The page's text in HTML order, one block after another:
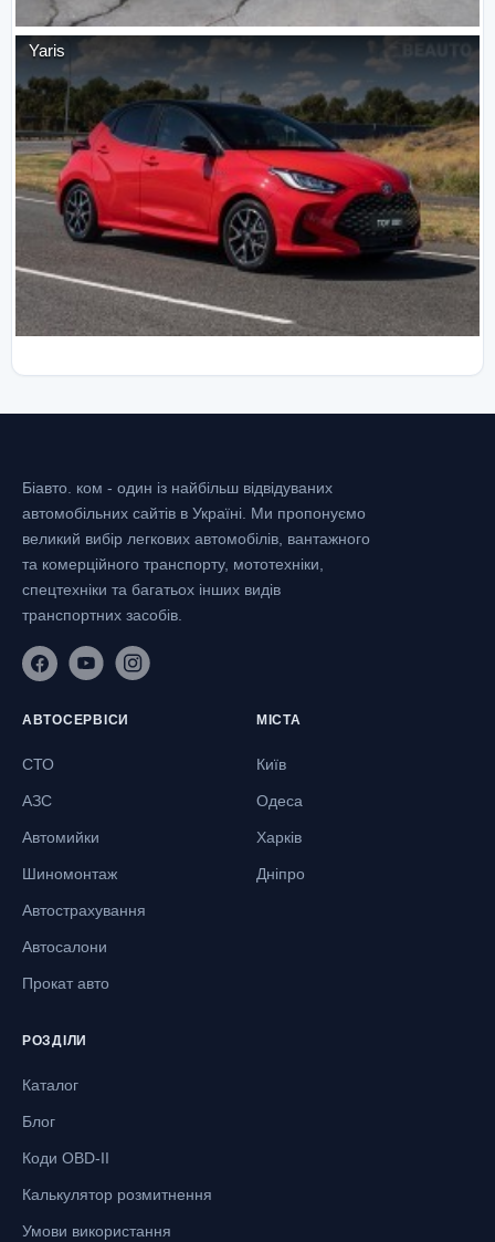
Yaris
Біавто. ком - один із найбільш відвідуваних
автомобільних сайтів в Україні. Ми пропонуємо
великий вибір легкових автомобілів, вантажного
та комерційного транспорту, мототехніки,
спецтехніки та багатьох інших видів
транспортних засобів.
АВТОСЕРВІСИ
СТО
АЗС
Автомийки
Шиномонтаж
Автострахування
Автосалони
Прокат авто
МІСТА
Київ
Одеса
Харків
Дніпро
РОЗДІЛИ
Каталог
Блог
Коди OBD-II
Калькулятор розмитнення
Умови використання